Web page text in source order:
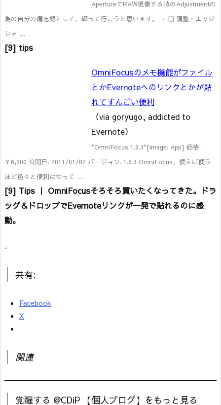
ApertureでRAW現像する時のAdjustmentの
為の自分の備忘録として、綴って行こうと思います。 • ❑ 調整・エッジ
シャ …
[9] tips
OmniFocusのメモ機能がファイル
とかEvernoteへのリンクとかが貼
れてすんごい便利
（via goryugo, addicted to
Evernote）
*OmniFocus 1.9.3*[image: App] 価格:
￥6,900 公開日: 2011/01/02 バージョン: 1.9.3 OmniFocus、使えば使う
ほど色々と便利になって …
[9] Tips ｜ OmniFocusそろそろ買いたくなってきた。ドラ
ッグ＆ドロップでEvernoteリンクが一発で貼れるのに感
動。
.
共有:
Facebook
X
関連
覚醒する @CDiP 【個人ブログ】をもっと見る